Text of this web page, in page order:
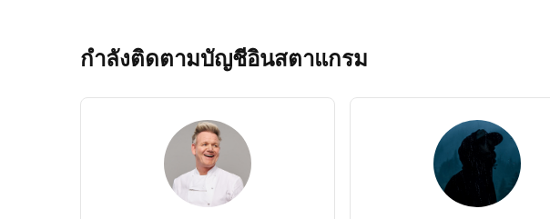
กำลังติดตามบัญชีอินสตาแกรม